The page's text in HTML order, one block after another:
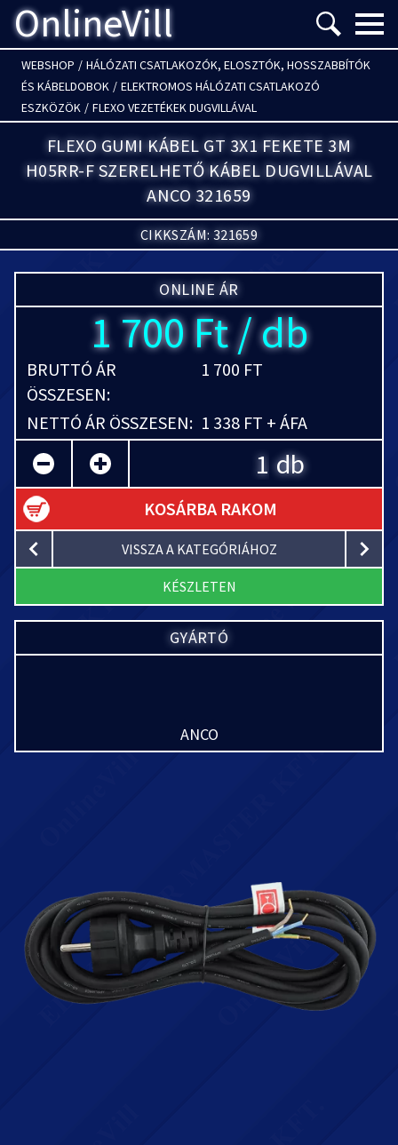
OnlineVill Menü
WEBSHOP / HÁLÓZATI CSATLAKOZÓK, ELOSZTÓK, HOSSZABBÍTÓK
ÉS KÁBELDOBOK / ELEKTROMOS HÁLÓZATI CSATLAKOZÓ
ESZKÖZÖK / FLEXO VEZETÉKEK DUGVILLÁVAL
FLEXO GUMI KÁBEL GT 3X1 FEKETE 3M
H05RR-F SZERELHETŐ KÁBEL DUGVILLÁVAL
ANCO 321659
CIKKSZÁM: 321659
ONLINE ÁR
1 700 Ft / db
BRUTTÓ ÁR
ÖSSZESEN:
1 700 FT
NETTÓ ÁR ÖSSZESEN: 1 338 FT + ÁFA
db
KOSÁRBA RAKOM
VISSZA A KATEGÓRIÁHOZ
KÉSZLETEN
GYÁRTÓ
ANCO